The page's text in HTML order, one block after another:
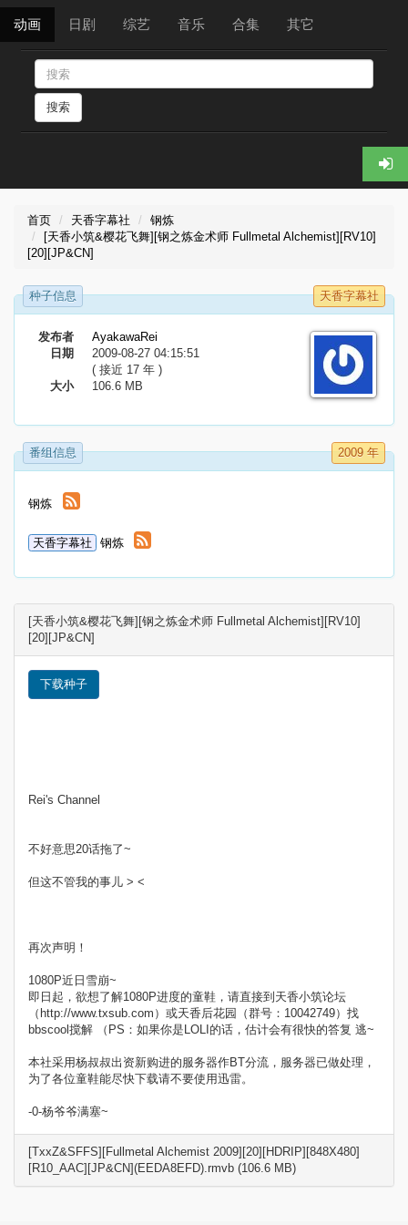
动画 日剧 综艺 音乐 合集 其它
搜索
首页 天香字幕社
钢炼
[天香小筑&樱花飞舞][钢之炼金术师 Fullmetal Alchemist][RV10]
[20][JP&CN]
种子信息 天香字幕社
发布者
AyakawaRei
日期
2009-08-27 04:15:51
( 接近 17 年 )
大小
106.6 MB
番组信息 2009 年
钢炼
天香字幕社 钢炼
[天香小筑&樱花飞舞][钢之炼金术师 Fullmetal Alchemist][RV10]
[20][JP&CN]
下载种子
Rei's Channel
不好意思20话拖了~
但这不管我的事儿 > <
再次声明！
1080P近日雪崩~
即日起，欲想了解1080P进度的童鞋，请直接到天香小筑论坛
（http://www.txsub.com）或天香后花园（群号：10042749）找
bbscool搅解 （PS：如果你是LOLI的话，估计会有很快的答复 逃~
本社采用杨叔叔出资新购进的服务器作BT分流，服务器已做处理，
为了各位童鞋能尽快下载请不要使用迅雷。
-0-杨爷爷满塞~
[TxxZ&SFFS][Fullmetal Alchemist 2009][20][HDRIP][848X480]
[R10_AAC][JP&CN](EEDA8EFD).rmvb (106.6 MB)